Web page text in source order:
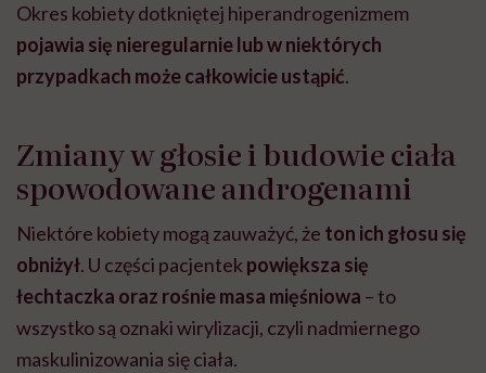
Okres kobiety dotkniętej hiperandrogenizmem
pojawia się nieregularnie lub w niektórych
przypadkach może całkowicie ustąpić.
Zmiany w głosie i budowie ciała
spowodowane androgenami
Niektóre kobiety mogą zauważyć, że ton ich głosu się
obniżył. U części pacjentek powiększa się
łechtaczka oraz rośnie masa mięśniowa – to
wszystko są oznaki wirylizacji, czyli nadmiernego
maskulinizowania się ciała.